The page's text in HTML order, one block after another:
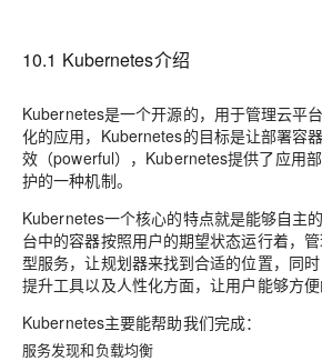
10.1 Kubernetes介绍
Kubernetes是一个开源的，用于管理云平
化的应用，Kubernetes的目标是让部署容
效（powerful），Kubernetes提供了应用
护的一种机制。
Kubernetes一个核心的特点就是能够自主
台中的容器按照用户的期望状态运行着，
型服务，让规划器来找到合适的位置，同
提升工具以及人性化方面，让用户能够方便
Kubernetes主要能帮助我们完成：
服务发现和负载均衡